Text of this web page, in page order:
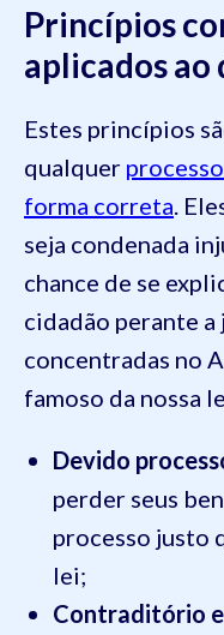
Princípios
aplicados
Estes princípios
qualquer
forma correta.
seja condenada
chance de se
cidadão perante
concentradas no
famoso da nossa
Devido
perder seus
processo justo
lei;
Contraditório